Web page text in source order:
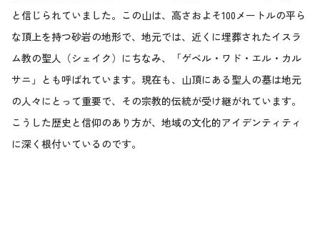
と信じられていました。この山は、高さおよそ100メートルの平ら
な頂上を持つ砂岩の地形で、地元では、近くに埋葬されたイスラ
ム教の聖人（シェイク）にちなみ、「ゲベル・ワド・エル・カル
サニ」とも呼ばれています。現在も、山頂にある聖人の墓は地元
の人々にとって重要で、その宗教的伝統が受け継がれています。
こうした歴史と信仰のあり方が、地域の文化的アイデンティティ
に深く根付いているのです。